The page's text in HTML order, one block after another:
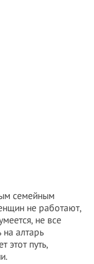
семейным
не работают,
не все
алтарь
этот путь,